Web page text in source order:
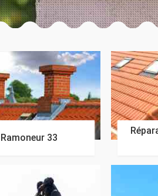
Ramoneur 33